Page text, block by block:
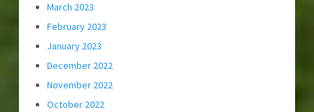
March 2023
February 2023
January 2023
December 2022
November 2022
October 2022